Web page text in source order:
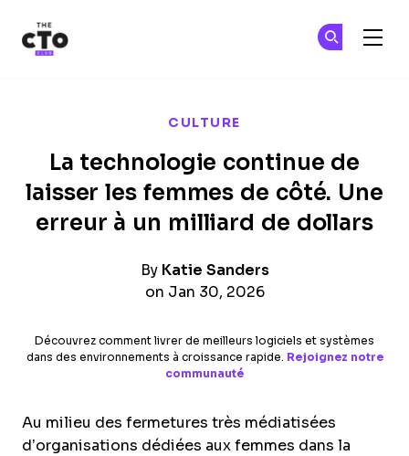
CULTURE
La technologie continue de
laisser les femmes de côté. Une
erreur à un milliard de dollars
By Katie Sanders
on Jan 30, 2026
Découvrez comment livrer de meilleurs logiciels et systèmes
dans des environnements à croissance rapide. Rejoignez notre
communauté
Au milieu des fermetures très médiatisées
d’organisations dédiées aux femmes dans la